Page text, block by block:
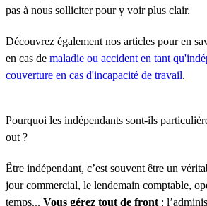
pas à nous solliciter pour y voir plus clair.
Découvrez également nos articles pour en
en cas de maladie ou accident en tant
couverture en cas d'incapacité de travail.
Pourquoi les indépendants sont-ils
out ?
Être indépendant, c’est souvent être un
jour commercial, le lendemain comptable,
temps... Vous gérez tout de front :